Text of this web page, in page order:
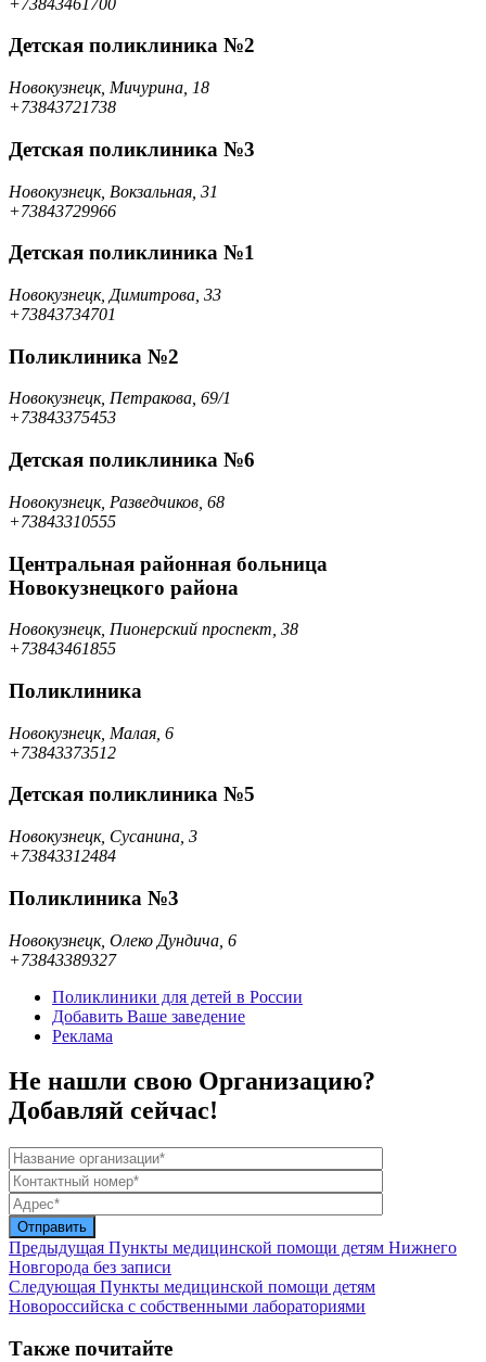
Детская поликлиника №2
Новокузнецк, Мичурина, 18
+73843721738
Детская поликлиника №3
Новокузнецк, Вокзальная, 31
+73843729966
Детская поликлиника №1
Новокузнецк, Димитрова, 33
+73843734701
Поликлиника №2
Новокузнецк, Петракова, 69/1
+73843375453
Детская поликлиника №6
Новокузнецк, Разведчиков, 68
+73843310555
Центральная районная больница
Новокузнецкого района
Новокузнецк, Пионерский проспект, 38
+73843461855
Поликлиника
Новокузнецк, Малая, 6
+73843373512
Детская поликлиника №5
Новокузнецк, Сусанина, 3
+73843312484
Поликлиника №3
Новокузнецк, Олеко Дундича, 6
+73843389327
Поликлиники для детей в России
Добавить Ваше заведение
Реклама
Не нашли свою Организацию?
Добавляй сейчас!
Предыдущая Пункты медицинской помощи детям Нижнего
Новгорода без записи
Следующая Пункты медицинской помощи детям
Новороссийска с собственными лабораториями
Также почитайте